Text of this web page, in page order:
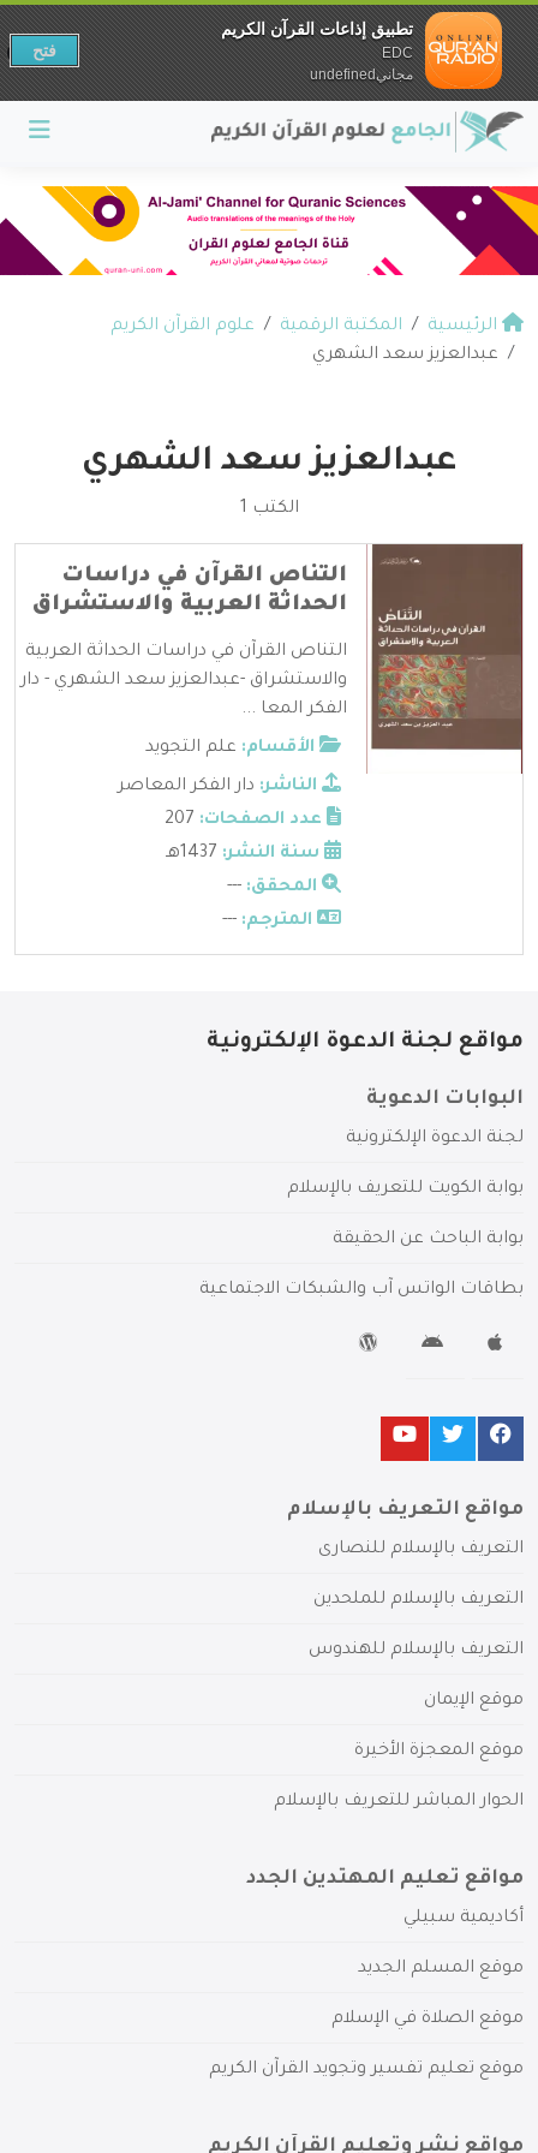
الرئيسية المكتبة الرقمية
علوم القرآن الكريم
عبدالعزيز سعد الشهري
عبدالعزيز سعد الشهري
الكتب 1
التناص القرآن في دراسات
الحداثة العربية والاستشراق
التناص القرآن في دراسات الحداثة العربية
والاستشراق -عبدالعزيز سعد الشهري - دار
الفكر المعا ...
الأقسام: علم التجويد
الناشر: دار الفكر المعاصر
عدد الصفحات:
سنة النشر:
المحقق: ---
المترجم: ---
مواقع لجنة الدعوة الإلكترونية
البوابات الدعوية
لجنة الدعوة الإلكترونية
بوابة الكويت للتعريف بالإسلام
بوابة الباحث عن الحقيقة
بطاقات الواتس آب والشبكات الاجتماعية
مواقع التعريف بالإسلام
التعريف بالإسلام للنصارى
التعريف بالإسلام للملحدين
التعريف بالإسلام للهندوس
موقع الإيمان
موقع المعجزة الأخيرة
الحوار المباشر للتعريف بالإسلام
مواقع تعليم المهتدين الجدد
أكاديمية سبيلي
موقع المسلم الجديد
موقع الصلاة في الإسلام
موقع تعليم تفسير وتجويد القرآن الكريم
مواقع نشر وتعليم القرآن الكريم
تطبيق إذاعات القرآن الكريم
EDC
مجانيundefined
فتح